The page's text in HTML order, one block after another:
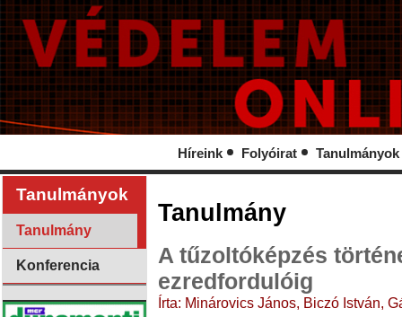
Híreink Folyóirat Tanulmányok
Tanulmányok
Tanulmány
Konferencia
Tanulmány
A tűzoltóképzés
ezredfordulóig
Írta: Minárovics János, Biczó István,